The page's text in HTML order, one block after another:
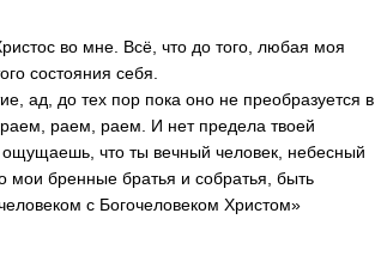
во мне. Всё, что до того, любая моя
состояния себя.
ад, до тех пор пока оно не преобразуется в
раем, раем, раем. И нет предела твоей
ощущаешь, что ты вечный человек, небесный
мои бренные братья и собратья, быть
с Богочеловеком Христом»